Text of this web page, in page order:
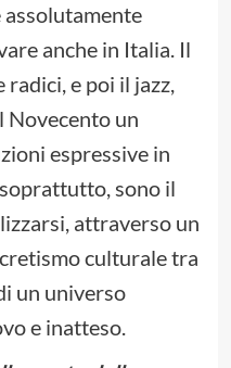
assolutamente
anche in Italia. Il
radici, e poi il jazz,
Novecento un
espressive in
sono il
attraverso un
culturale tra
un universo
e inatteso.